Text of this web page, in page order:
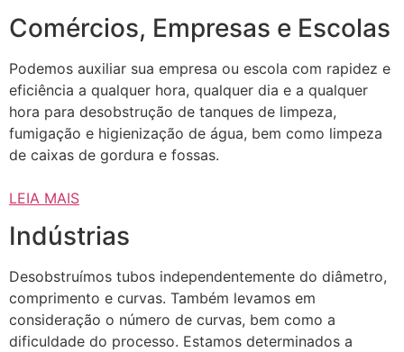
Comércios, Empresas e Escolas
Podemos auxiliar sua empresa ou escola com rapidez e
eficiência a qualquer hora, qualquer dia e a qualquer
hora para desobstrução de tanques de limpeza,
fumigação e higienização de água, bem como limpeza
de caixas de gordura e fossas.
LEIA MAIS
Indústrias
Desobstruímos tubos independentemente do diâmetro,
comprimento e curvas. Também levamos em
consideração o número de curvas, bem como a
dificuldade do processo. Estamos determinados a